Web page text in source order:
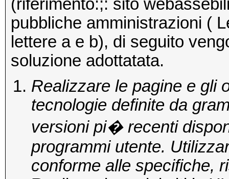
(riferimento:;: sito
pubbliche amministrazioni (
lettere a e b), di seguito
soluzione adottatata.
Realizzare le pagine e gli
tecnologie definite da
versioni pi� recenti
programmi utente.
conforme alle specifiche,